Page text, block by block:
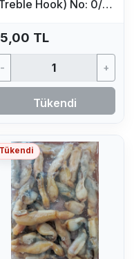
Hook) No: 0/4
TL
- +
Tükendi
Tükendi